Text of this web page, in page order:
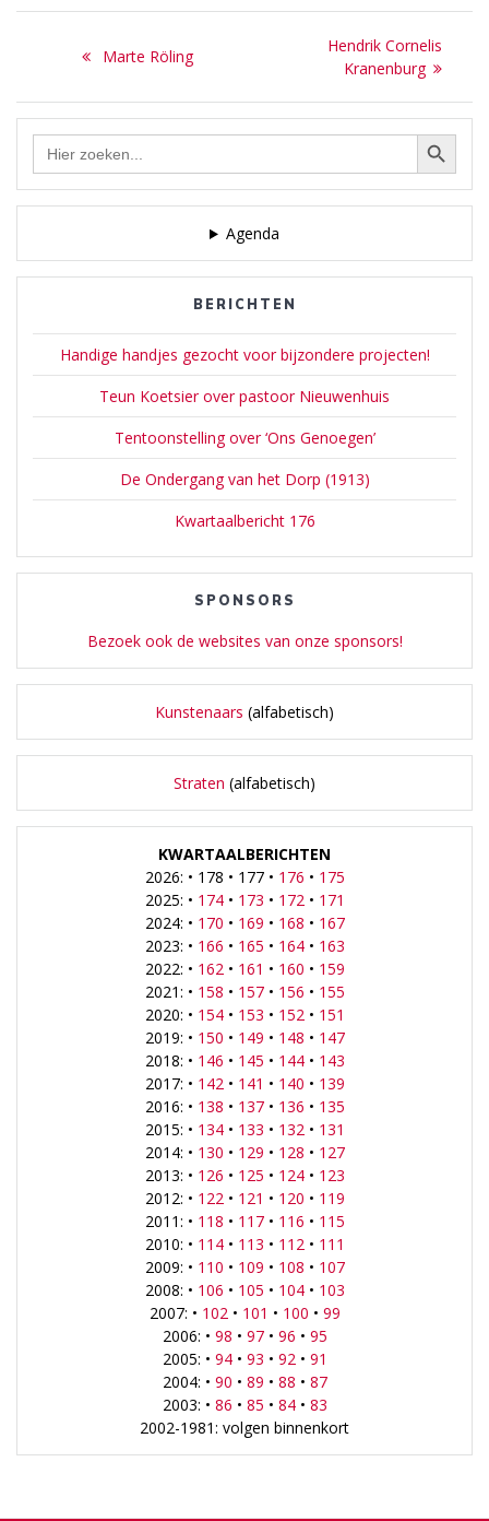
deze site.
veertien muurschilderingen
van de kruiswegstatie in de
Sint-Jansbasiliek te Laren.
Meer informatie: Wikipedia
| De Valk…
1872. Mondriaan schilderde
was samen met
van het tijdschrift ‘De Stijl’.
Hij vertrok naar Parijs en
veranderde zijn stijl in
kleurvlakken en strakke…
Previous
Marte Röling
Next
post:
Hendrik Cornelis
Kranenburg
Zoek Zoekknop
Agenda
BERICHTEN
Handige handjes gezocht voor bijzondere projecten!
Teun Koetsier over pastoor Nieuwenhuis
Tentoonstelling over ‘Ons Genoegen’
De Ondergang van het Dorp (1913)
Kwartaalbericht 176
SPONSORS
Bezoek ook de websites van onze sponsors!
Kunstenaars (alfabetisch)
Straten (alfabetisch)
KWARTAALBERICHTEN
2026: • 178 • 177 • 176 • 175
2025: • 174• 173 • 172• 171
2024: • 170 • 169 • 168 • 167
2023: • 166 • 165 • 164• 163
2022: • 162• 161 • 160 • 159
2021: • 158 • 157• 156 • 155
2020: • 154• 153 • 152• 151
2019: • 150 • 149 • 148 • 147
2018: • 146 • 145 • 144• 143
2017: • 142• 141 • 140 • 139
2016: • 138 • 137• 136 • 135
2015: • 134• 133 • 132• 131
2014: • 130 • 129 • 128 • 127
2013: • 126 • 125 • 124• 123
2012: • 122• 121 • 120 • 119
2011: • 118 • 117• 116 • 115
2010: • 114• 113 • 112• 111
2009: • 110 • 109 • 108 • 107
2008: • 106 • 105 • 104• 103
2007: • 102• 101 • 100 • 99
2006: • 98 • 97• 96 • 95
2005: • 94• 93 • 92• 91
2004: • 90 • 89 • 88 • 87
2003: • 86 • 85 • 84• 83
2002-1981: volgen binnenkort